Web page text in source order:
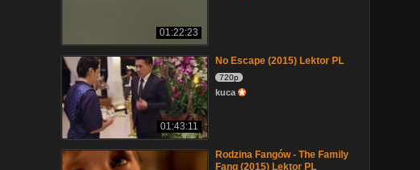
01:22:23
01:43:11
No Escape (2015) Lektor PL
720p
kuca
Rodzina Fangów - The Family
Fang (2015) Lektor PL